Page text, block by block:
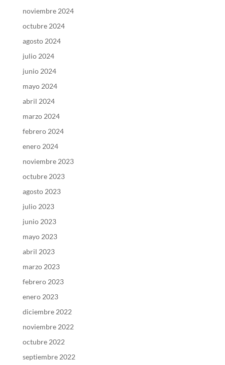
noviembre 2024
octubre 2024
agosto 2024
julio 2024
junio 2024
mayo 2024
abril 2024
marzo 2024
febrero 2024
enero 2024
noviembre 2023
octubre 2023
agosto 2023
julio 2023
junio 2023
mayo 2023
abril 2023
marzo 2023
febrero 2023
enero 2023
diciembre 2022
noviembre 2022
octubre 2022
septiembre 2022